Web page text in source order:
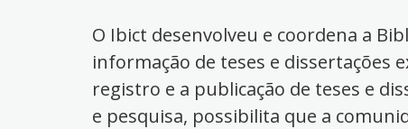
O Ibict desenvolveu e coordena a
informação de teses e dissertações
registro e a publicação de teses e
e pesquisa, possibilita que a